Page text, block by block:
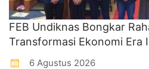
FEB Undiknas Bongkar
Transformasi Ekonomi Era
6 Agustus 2026